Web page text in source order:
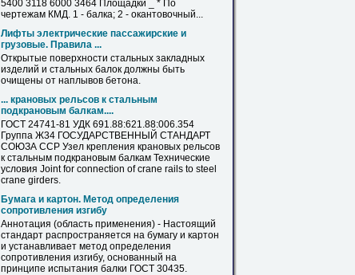
5400 3118 6000 3464 Площадки _ * По
чертежам КМД. 1 - балка; 2 - окантовочный...
Лифты электрические пассажирские и
грузовые. Правила ...
Открытые поверхности стальных закладных
изделий и стальных балок должны быть
очищены от наплывов бетона.
... крановых рельсов к стальным
подкрановым балкам....
ГОСТ 24741-81 УДК 691.88:621.88:006.354
Группа Ж34 ГОСУДАРСТВЕННЫЙ СТАНДАРТ
СОЮЗА ССР Узел крепления крановых рельсов
к стальным подкрановым балкам Технические
условия Joint for connection of crane rails to steel
crane girders.
Бумага и картон. Метод определения
сопротивления изгибу
Аннотация (область применения) - Настоящий
стандарт распространяется на бумагу и картон
и устанавливает метод определения
сопротивления изгибу, основанный на
принципе испытания балки ГОСТ 30435.